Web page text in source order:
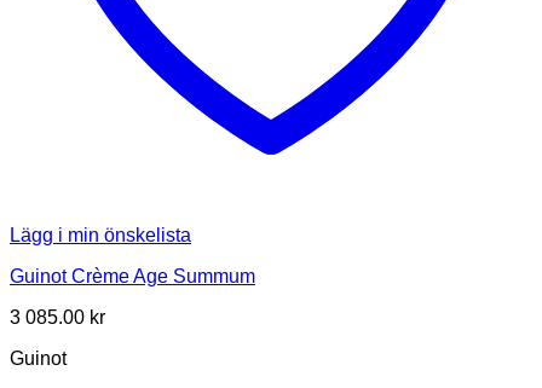
Lägg i min önskelista
Guinot Crème Age Summum
3 085.00 kr
Guinot